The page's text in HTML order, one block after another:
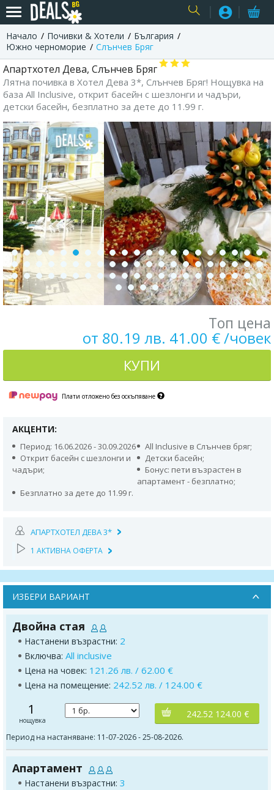
Начало Почивки & Хотели
България
Южно черноморие
Слънчев Бряг
Апартхотел Дева, Слънчев Бряг
Лятна почивка в Хотел Дева 3*, Слънчев Бряг! Нощувка на
база All Inclusive, открит басейн с шезлонги и чадъри,
детски басейн, безплатно за дете до 11.99 г.
Топ цена
от 80.19 лв. 41.00 € /човек
КУПИ
Плати отложено без оскъпяване
АКЦЕНТИ:
Период: 16.06.2026 - 30.09.2026
All Inclusive в Слънчев бряг;
Открит басейн с шезлонги и
чадъри;
Детски басейн;
Бонус: пети възрастен в
апартамент - безплатно;
Безплатно за дете до 11.99 г.
АПАРТХОТЕЛ ДЕВА 3*
1 АКТИВНА ОФЕРТА
ИЗБЕРИ ВАРИАНТ
Двойна стая
Настанени възрастни: 2
Включва: All inclusive
Цена на човек: 121.26 лв. / 62.00 €
Цена на помещение: 242.52 лв. / 124.00 €
1
нощувка
242.52 124.00 €
Период на настаняване: 11-07-2026 - 25-08-2026.
Апартамент
Настанени възрастни: 3